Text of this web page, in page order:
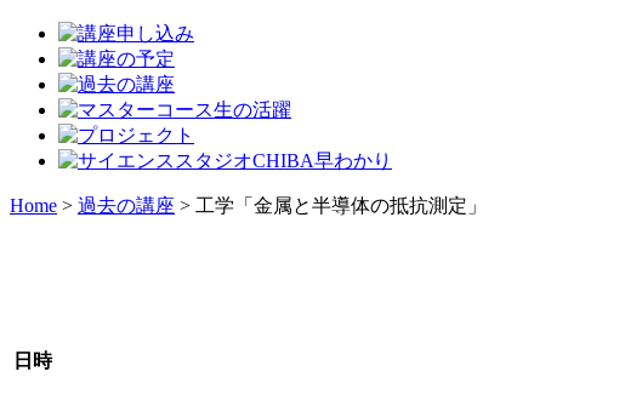
Home > 過去の講座 > 工学「金属と半導体の抵抗測定」
日時